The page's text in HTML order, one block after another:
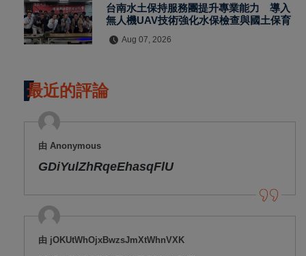
台南水土保持服務團提升專業能力 導入
無人機UAV技術強化水保檢查與國土保育
Aug 07, 2026
最近的評論
由 Anonymous
GDiYulZhRqeEhasqFlU
由 jOKUtWhOjxBwzsJmXtWhnVXK